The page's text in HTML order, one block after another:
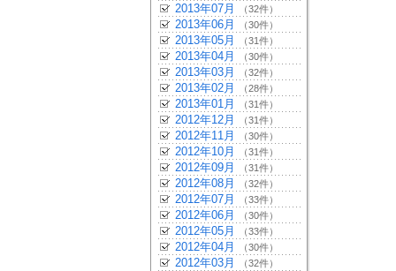
2013年07月 （32件）
2013年06月 （30件）
2013年05月 （31件）
2013年04月 （30件）
2013年03月 （32件）
2013年02月 （28件）
2013年01月 （31件）
2012年12月 （31件）
2012年11月 （30件）
2012年10月 （31件）
2012年09月 （31件）
2012年08月 （32件）
2012年07月 （33件）
2012年06月 （30件）
2012年05月 （33件）
2012年04月 （30件）
2012年03月 （32件）